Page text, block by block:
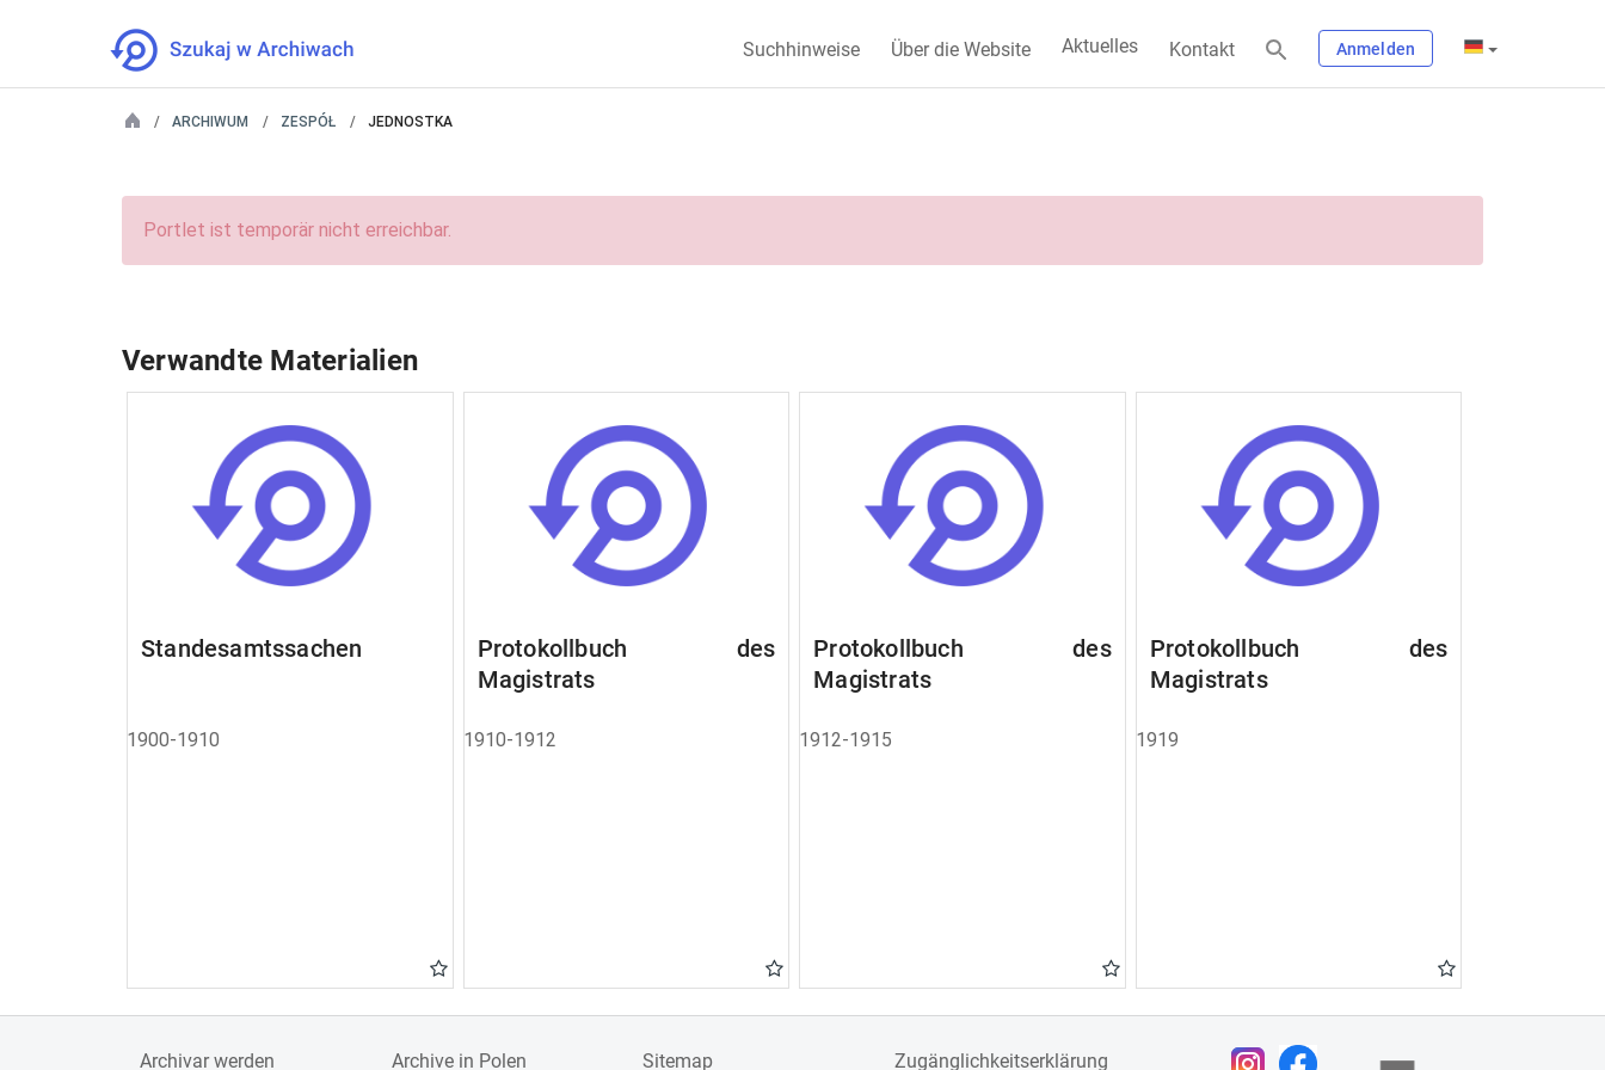
Suchhinweise Über die Website Aktuelles Kontakt Anmelden
ARCHIWUM ZESPÓŁ JEDNOSTKA
Portlet ist temporär nicht erreichbar.
Verwandte Materialien
Standesamtssachen
1900-1910
Protokollbuch des
Magistrats
1910-1912
Protokollbuch des
Magistrats
1912-1915
Protokollbuch des
Magistrats
1919
Archivar werden Archive in Polen Sitemap Zugänglichkeitserklärung